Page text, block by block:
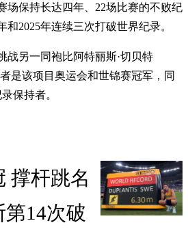
场保持长达四年、22场比赛的不败纪
和2025年连续三次打破世界纪录。
战另一同袍比阿特丽斯·切贝特
者是该项目奥运会和世锦赛冠军，同
保持者。
撑杆跳名
14次破